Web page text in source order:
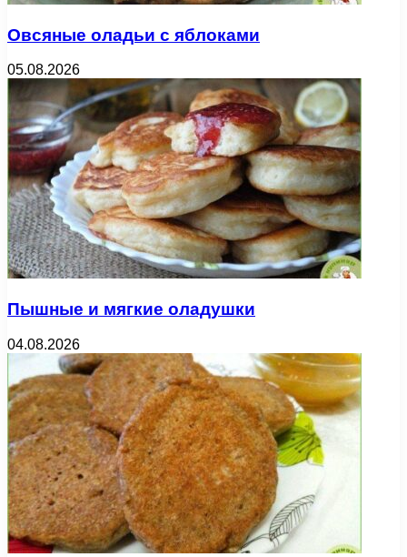
Овсяные оладьи с яблоками
05.08.2026
Пышные и мягкие оладушки
04.08.2026